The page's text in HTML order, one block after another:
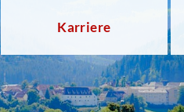
Karriere